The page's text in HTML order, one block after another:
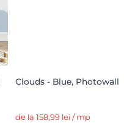
Clouds - Blue, Photowall
de la 158,99 lei / mp